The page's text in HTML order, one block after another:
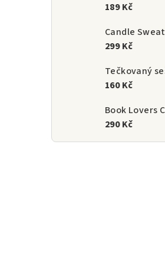
189 Kč
Candle
299 Kč
Tečkovaný
160 Kč
290 Kč